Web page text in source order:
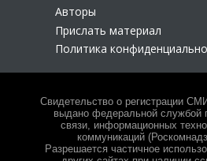
Авторы
Прислать материал
Политика
Свидетельство о регистрации
выдано федеральной службой
связи, информационных
коммуникаций
Разрешается частичное